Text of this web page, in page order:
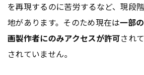
を再現するのに苦労するなど、現段
地があります。そのため現在は一部
画製作者にのみアクセスが許可され
されていません。